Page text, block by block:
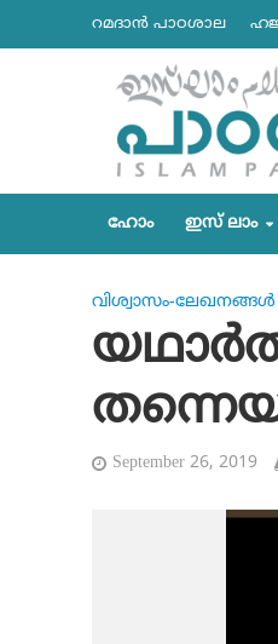
റമദാന്‍ പാഠശാല
ഹോം ഇസ് ലാം
വിശ്വാസം-ലേഖനങ്ങള്‍
September 26, 2019